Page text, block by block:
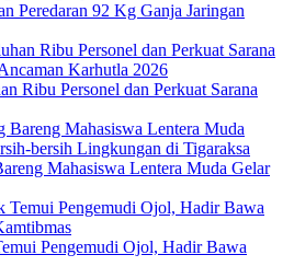
Peredaran 92 Kg Ganja Jaringan
Ribu Personel dan Perkuat Sarana
Mahasiswa Lentera Muda Gelar
Pengemudi Ojol, Hadir Bawa